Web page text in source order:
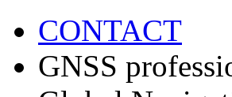
CONTACT
GNSS